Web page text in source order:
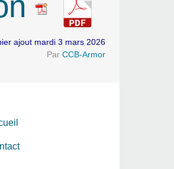
ajout mardi 3 mars 2026
Par CCB-Armor